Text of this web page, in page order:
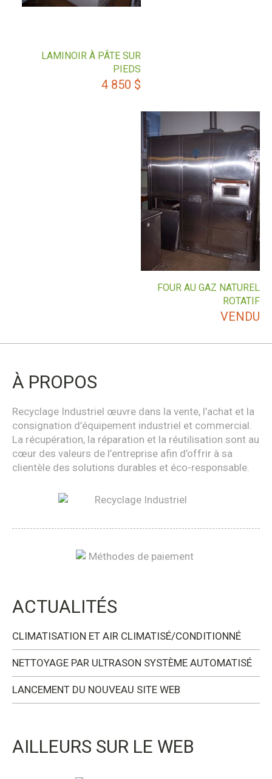
LAMINOIR À PÂTE SUR
PIEDS
4 850 $
FOUR AU GAZ NATUREL
ROTATIF
VENDU
À PROPOS
Recyclage Industriel œuvre dans la vente, l’achat et la
consignation d’équipement industriel et commercial.
La récupération, la réparation et la réutilisation sont au
cœur des valeurs de l’entreprise afin d’offrir à sa
clientèle des solutions durables et éco-responsable.
ACTUALITÉS
CLIMATISATION ET AIR CLIMATISÉ/CONDITIONNÉ
NETTOYAGE PAR ULTRASON SYSTÈME AUTOMATISÉ
LANCEMENT DU NOUVEAU SITE WEB
AILLEURS SUR LE WEB